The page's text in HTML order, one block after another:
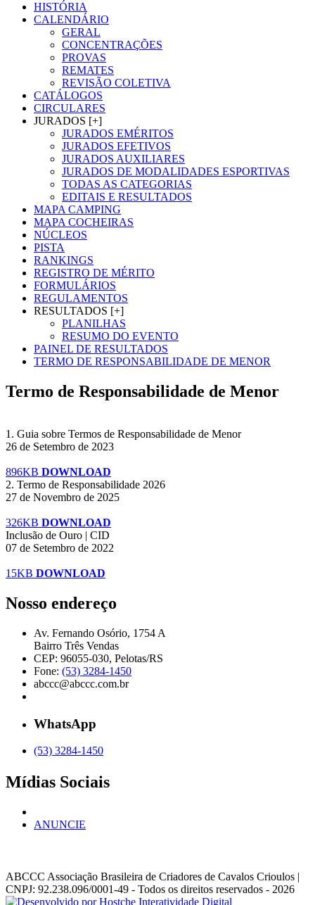
HISTÓRIA
CALENDÁRIO
GERAL
CONCENTRAÇÕES
PROVAS
REMATES
REVISÃO COLETIVA
CATÁLOGOS
CIRCULARES
JURADOS [+]
JURADOS EMÉRITOS
JURADOS EFETIVOS
JURADOS AUXILIARES
JURADOS DE MODALIDADES ESPORTIVAS
TODAS AS CATEGORIAS
EDITAIS E RESULTADOS
MAPA CAMPING
MAPA COCHEIRAS
NÚCLEOS
PISTA
RANKINGS
REGISTRO DE MÉRITO
FORMULÁRIOS
REGULAMENTOS
RESULTADOS [+]
PLANILHAS
RESUMO DO EVENTO
PAINEL DE RESULTADOS
TERMO DE RESPONSABILIDADE DE MENOR
Termo de Responsabilidade de Menor
1. Guia sobre Termos de Responsabilidade de Menor
26 de Setembro de 2023
896KB DOWNLOAD
2. Termo de Responsabilidade 2026
27 de Novembro de 2025
326KB DOWNLOAD
Inclusão de Ouro | CID
07 de Setembro de 2022
15KB DOWNLOAD
Nosso endereço
Av. Fernando Osório, 1754 A
Bairro Três Vendas
CEP: 96055-030, Pelotas/RS
Fone: (53) 3284-1450
abccc@abccc.com.br
WhatsApp
(53) 3284-1450
Mídias Sociais
ANUNCIE
ABCCC Associação Brasileira de Criadores de Cavalos Crioulos |
CNPJ: 92.238.096/0001-49 - Todos os direitos reservados - 2026